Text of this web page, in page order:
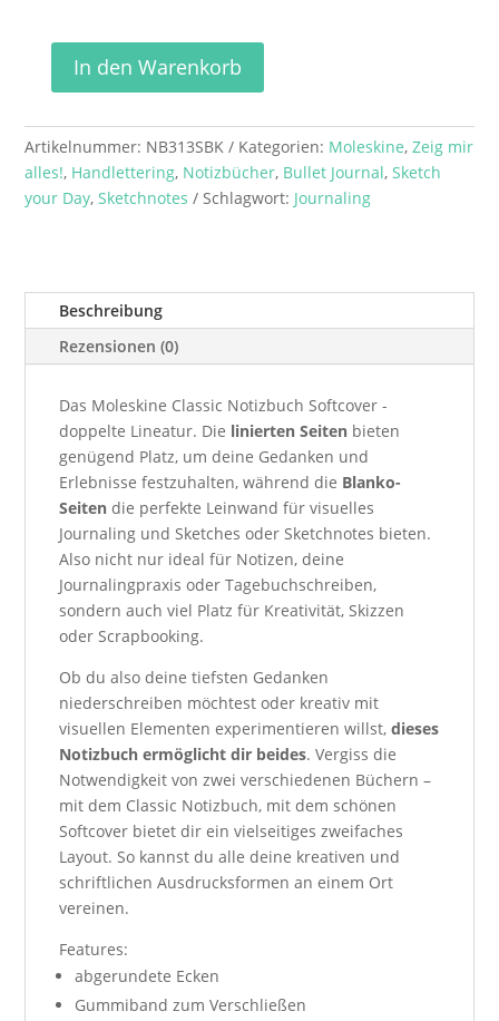
Moleskine
Notizbuch
-
doppelte
Lineatur
In den Warenkorb
Artikelnummer: NB313SBK Kategorien: Moleskine,Zeig mir
alles!, Handlettering, Notizbücher, Bullet Journal,Sketch
your Day,Sketchnotes Schlagwort: Journaling
Beschreibung
Rezensionen (0)
Das Moleskine Classic Notizbuch Softcover -
doppelte Lineatur. Die linierten Seiten bieten
genügend Platz, um deine Gedanken und
Erlebnisse festzuhalten, während die Blanko-
Seiten die perfekte Leinwand für visuelles
Journaling und Sketches oder Sketchnotes bieten.
Also nicht nur ideal für Notizen, deine
Journalingpraxis oder Tagebuchschreiben,
sondern auch viel Platz für Kreativität, Skizzen
oder Scrapbooking.
Ob du also deine tiefsten Gedanken
niederschreiben möchtest oder kreativ mit
visuellen Elementen experimentieren willst,dieses
Notizbuch ermöglicht dir beides. Vergiss die
Notwendigkeit von zwei verschiedenen Büchern –
mit dem Classic Notizbuch, mit dem schönen
Softcover bietet dir ein vielseitiges zweifaches
Layout. So kannst du alle deine kreativen und
schriftlichen Ausdrucksformen an einem Ort
vereinen.
Features:
abgerundete Ecken
Gummiband zum Verschließen